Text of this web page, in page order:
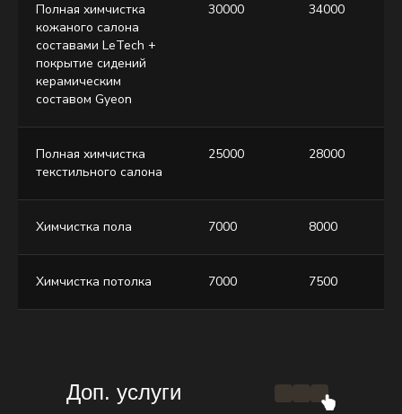
Полная химчистка
кожаного салона
составами LeTech +
покрытие сидений
керамическим
составом Gyeon
30000 34000
Полная химчистка
текстильного салона
25000 28000
Химчистка пола 7000 8000
Химчистка потолка 7000 7500
Доп. услуги